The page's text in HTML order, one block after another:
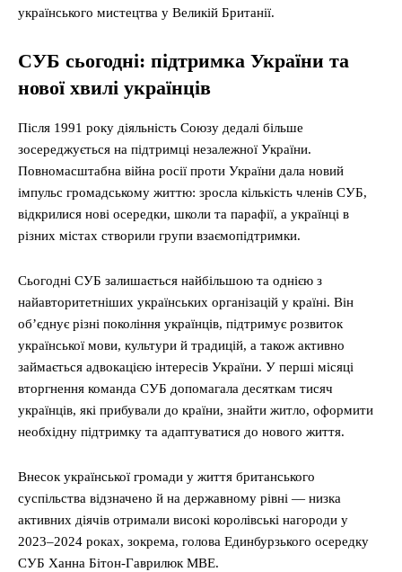
українського мистецтва у Великій Британії.
СУБ сьогодні: підтримка України та
нової хвилі українців
Після 1991 року діяльність Союзу дедалі більше
зосереджується на підтримці незалежної України.
Повномасштабна війна росії проти України дала новий
імпульс громадському життю: зросла кількість членів СУБ,
відкрилися нові осередки, школи та парафії, а українці в
різних містах створили групи взаємопідтримки.
Сьогодні СУБ залишається найбільшою та однією з
найавторитетніших українських організацій у країні. Він
об’єднує різні покоління українців, підтримує розвиток
української мови, культури й традицій, а також активно
займається адвокацією інтересів України. У перші місяці
вторгнення команда СУБ допомагала десяткам тисяч
українців, які прибували до країни, знайти житло, оформити
необхідну підтримку та адаптуватися до нового життя.
Внесок української громади у життя британського
суспільства відзначено й на державному рівні — низка
активних діячів отримали високі королівські нагороди у
2023–2024 роках, зокрема, голова Единбурзького осередку
СУБ Ханна Бітон-Гаврилюк MBE.